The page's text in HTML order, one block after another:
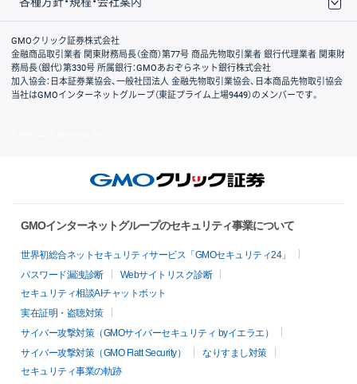
取引規程・約款
サイトマップ
その他のご案内
個人情報保護方針
最良執行方針
サイトのご利用について
ディスクレイマー
信託保全
リスク説明
会社案内
GMOクリック証券株式会社
金融商品取引業者 関東財務局長（金商）第77号 商品先物取引業者 銀行代理業者 関東財
務局長（銀代）第330号 所属銀行：GMOあおぞらネット銀行株式会社
加入協会：日本証券業協会、一般社団法人 金融先物取引業協会、日本商品先物取引協会
当社はGMOインターネットグループ（東証プライム上場9449）のメンバーです。
GMOインターネットグループのセキュリティ事業について
世界初総合ネットセキュリティサービス「GMOセキュリティ24」
パスワード漏洩診断
Webサイトリスク診断
セキュリティ相談AIチャットボット
実在証明・盗聴対策
サイバー攻撃対策（GMOサイバーセキュリティ byイエラエ）
サイバー攻撃対策（GMO Flatt Security）
なりすまし対策
セキュリティ事業の軌跡